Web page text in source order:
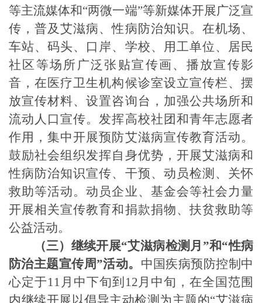
等主流媒体和“两微一端”等新媒体开展广泛宣
传，普及艾滋病、性病防治知识。在机场、
车站、码头、口岸、学校、用工单位、居民
社区等场所广泛张贴宣传画、播放宣传影
音，在医疗卫生机构候诊室设立宣传栏、摆
放宣传材料、设置咨询台，加强公共场所和
流动人口宣传。发挥高校社团和青年志愿者
作用，集中开展预防艾滋病宣传教育活动。
鼓励社会组织发挥自身优势，开展艾滋病和
性病防治知识宣传、干预、动员检测、关怀
救助等活动。动员企业、基金会等社会力量
开展相关宣传教育和捐款捐物、扶贫救助等
公益活动。
（三）继续开展“艾滋病检测月”和“性病
防治主题宣传周”活动。 中国疾病预防控制中
心定于11 月中下旬到 12月中旬，在全国范围
内继续开展以倡导主动检测为主题的“艾滋病